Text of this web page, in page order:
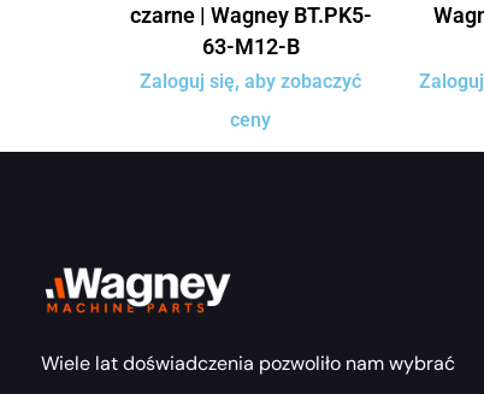
czarne | Wagney BT.PK5-
63-M12-B
Zaloguj się, aby zobaczyć
ceny
Wiele lat doświadczenia pozwoliło nam wybrać